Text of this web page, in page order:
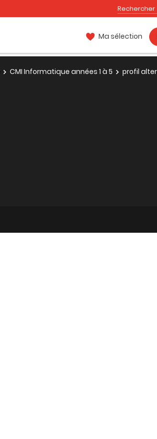
Ma sélection
CMI Informatique années 1 à 5
profil